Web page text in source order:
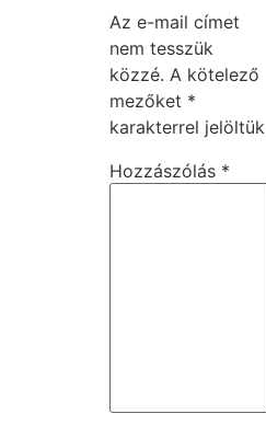
Az e-mail címet
nem tesszük
közzé. A kötelező
mezőket *
karakterrel jelöltük
Hozzászólás *